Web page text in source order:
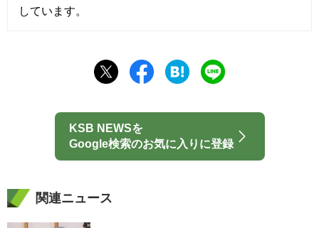
しています。
KSB NEWSを
Google検索のお気に入りに登録
関連ニュース